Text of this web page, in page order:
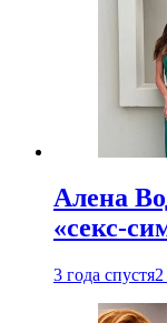
Алена
«секс-
3 года спустя